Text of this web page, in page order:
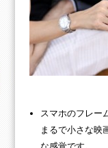
スマホのフレー
まるで小さな映